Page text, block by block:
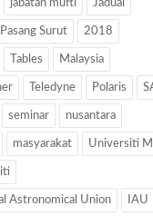
jabatan mufti Jadual
Pasang Surut 2018
Tables Malaysia
Teledyne Polaris
seminar nusantara
masyarakat Universiti
Astronomical Union IAU